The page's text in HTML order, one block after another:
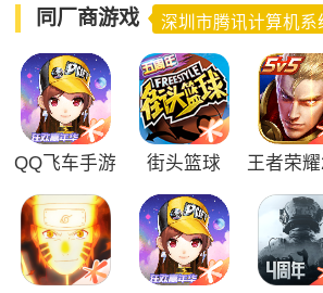
同厂商游戏 深圳市腾讯计算机系
QQ飞车手游
街头篮球
王者荣